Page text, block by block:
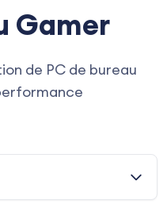
Gamer
de PC de bureau